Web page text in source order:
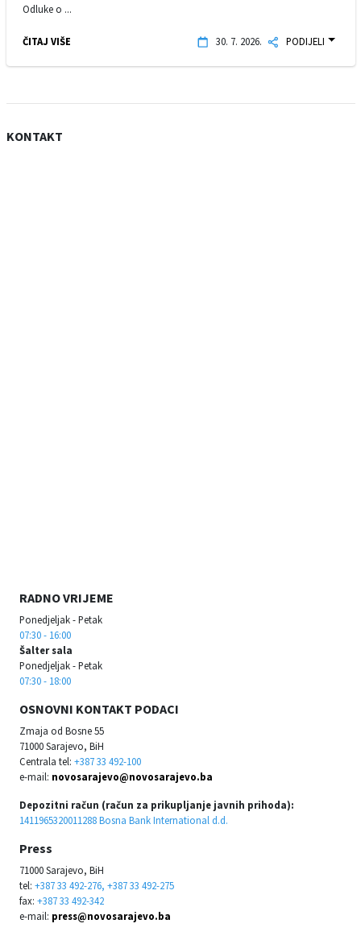
Odluke o ...
ČITAJ VIŠE 30. 7. 2026. PODIJELI
KONTAKT
RADNO VRIJEME
Ponedjeljak - Petak
07:30 - 16:00
Šalter sala
Ponedjeljak - Petak
07:30 - 18:00
OSNOVNI KONTAKT PODACI
Zmaja od Bosne 55
71000 Sarajevo, BiH
Centrala tel: +387 33 492-100
e-mail: novosarajevo@novosarajevo.ba
Depozitni račun (račun za prikupljanje javnih prihoda):
1411965320011288 Bosna Bank International d.d.
Press
71000 Sarajevo, BiH
tel: +387 33 492-276, +387 33 492-275
fax: +387 33 492-342
e-mail: press@novosarajevo.ba